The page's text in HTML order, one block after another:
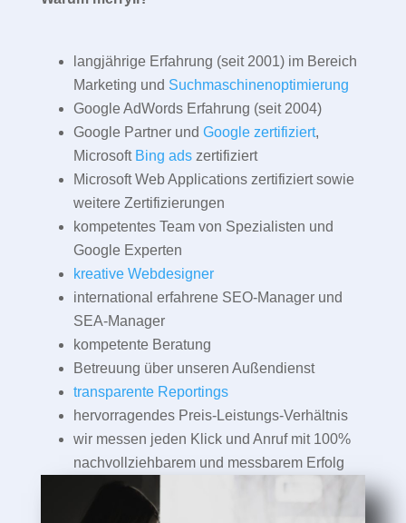
langjährige Erfahrung (seit 2001) im Bereich
Marketing und Suchmaschinenoptimierung
Google AdWords Erfahrung (seit 2004)
Google Partner und Google zertifiziert,
Microsoft Bing adszertifiziert
Microsoft Web Applications zertifiziert sowie
weitere Zertifizierungen
kompetentes Team von Spezialisten und
Google Experten
kreative Webdesigner
international erfahrene SEO-Manager und
SEA-Manager
kompetente Beratung
Betreuung über unseren Außendienst
transparente Reportings
hervorragendes Preis-Leistungs-Verhältnis
wir messen jeden Klick und Anruf mit 100%
nachvollziehbarem und messbarem Erfolg